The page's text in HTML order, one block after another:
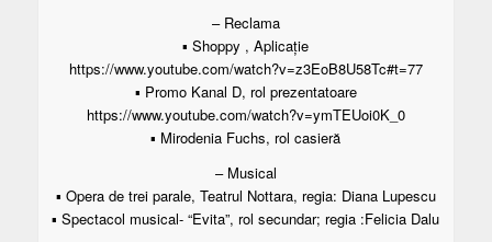
– Reclama
▪ Shoppy , Aplicație
https://www.youtube.com/watch?v=z3EoB8U58Tc#t=77
▪ Promo Kanal D, rol prezentatoare
https://www.youtube.com/watch?v=ymTEUoi0K_0
▪ Mirodenia Fuchs, rol casieră
– Musical
▪ Opera de trei parale, Teatrul Nottara, regia: Diana Lupescu
▪ Spectacol musical- “Evita”, rol secundar; regia :Felicia Dalu